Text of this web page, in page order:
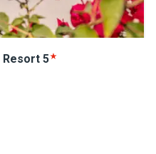
Resort 5